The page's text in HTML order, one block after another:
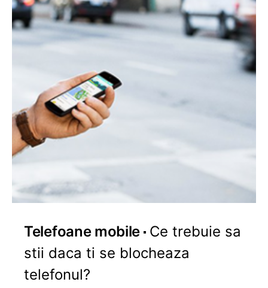
Telefoane mobile Ce trebuie sa
stii daca ti se blocheaza
telefonul?